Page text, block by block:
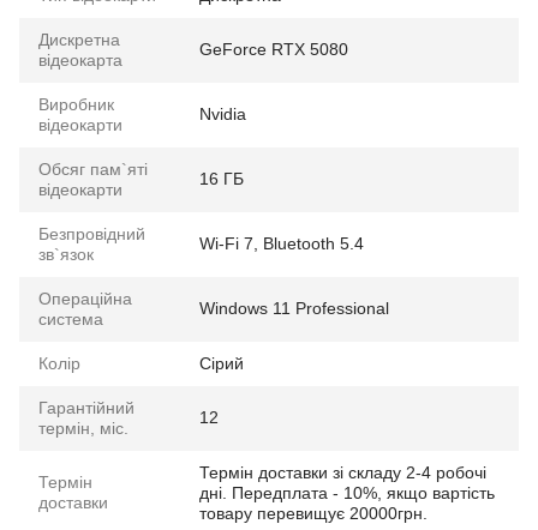
Дискретна
відеокарта
GeForce RTX 5080
Виробник
відеокарти
Nvidia
Обсяг пам`яті
відеокарти
16 ГБ
Безпровідний
зв`язок
Wi-Fi 7, Bluetooth 5.4
Операційна
система
Windows 11 Professional
Колір Сірий
Гарантійний
термін, міс.
12
Термін
доставки
Термін доставки зі складу 2-4 робочі
дні. Передплата - 10%, якщо вартість
товару перевищує 20000грн.